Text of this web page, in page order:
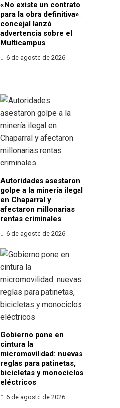
«No existe un contrato
para la obra definitiva»:
concejal lanzó
advertencia sobre el
Multicampus
6 de agosto de 2026
Autoridades asestaron
golpe a la minería ilegal
en Chaparral y
afectaron millonarias
rentas criminales
6 de agosto de 2026
Gobierno pone en
cintura la
micromovilidad: nuevas
reglas para patinetas,
bicicletas y monociclos
eléctricos
6 de agosto de 2026